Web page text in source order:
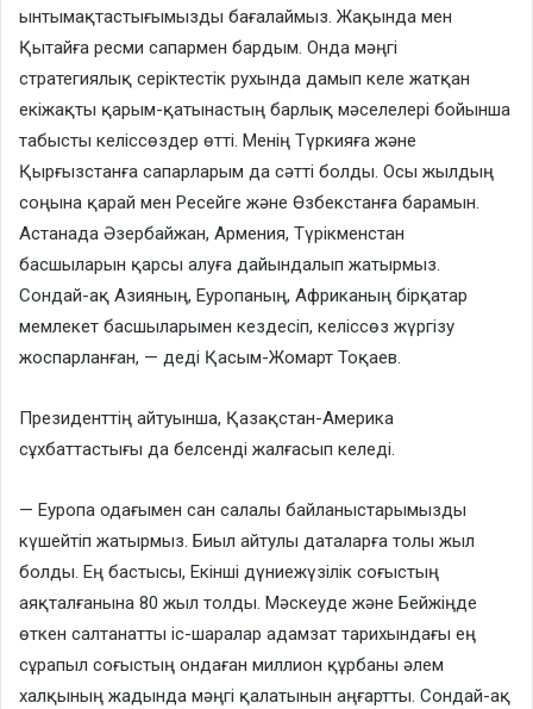
ынтымақтастығымызды бағалаймыз. Жақында мен
Қытайға ресми сапармен бардым. Онда мәңгі
стратегиялық серіктестік рухында дамып келе жатқан
екіжақты қарым-қатынастың барлық мәселелері бойынша
табысты келіссөздер өтті. Менің Түркияға және
Қырғызстанға сапарларым да сәтті болды. Осы жылдың
соңына қарай мен Ресейге және Өзбекстанға барамын.
Астанада Әзербайжан, Армения, Түрікменстан
басшыларын қарсы алуға дайындалып жатырмыз.
Сондай-ақ Азияның, Еуропаның, Африканың бірқатар
мемлекет басшыларымен кездесіп, келіссөз жүргізу
жоспарланған, — деді Қасым-Жомарт Тоқаев.
Президенттің айтуынша, Қазақстан-Америка
сұхбаттастығы да белсенді жалғасып келеді.
— Еуропа одағымен сан салалы байланыстарымызды
күшейтіп жатырмыз. Биыл айтулы даталарға толы жыл
болды. Ең бастысы, Екінші дүниежүзілік соғыстың
аяқталғанына 80 жыл толды. Мәскеуде және Бейжіңде
өткен салтанатты іс-шаралар адамзат тарихындағы ең
сұрапыл соғыстың ондаған миллион құрбаны әлем
халқының жадында мәңгі қалатынын аңғартты. Сондай-ақ